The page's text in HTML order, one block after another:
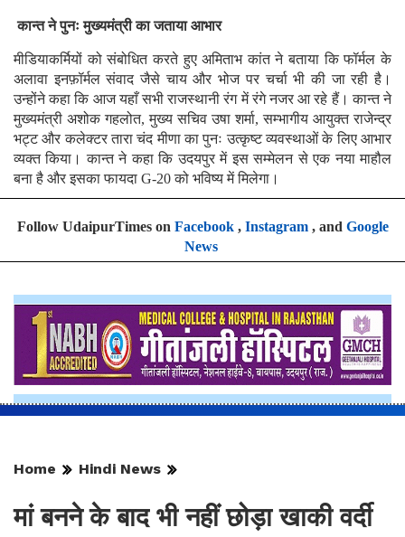
कान्त ने पुनः मुख्यमंत्री का जताया आभार
मीडियाकर्मियों को संबोधित करते हुए अमिताभ कांत ने बताया कि फॉर्मल के
अलावा इनफ़ॉर्मल संवाद जैसे चाय और भोज पर चर्चा भी की जा रही है।
उन्होंने कहा कि आज यहाँ सभी राजस्थानी रंग में रंगे नजर आ रहे हैं। कान्त ने
मुख्यमंत्री अशोक गहलोत, मुख्य सचिव उषा शर्मा, सम्भागीय आयुक्त राजेन्द्र
भट्ट और कलेक्टर तारा चंद मीणा का पुनः उत्कृष्ट व्यवस्थाओं के लिए आभार
व्यक्त किया। कान्त ने कहा कि उदयपुर में इस सम्मेलन से एक नया माहौल
बना है और इसका फायदा G-20 को भविष्य में मिलेगा।
Follow UdaipurTimes on Facebook, Instagram, and Google
News
Home Hindi News
मां बनने के बाद भी नहीं छोड़ा खाकी वर्दी